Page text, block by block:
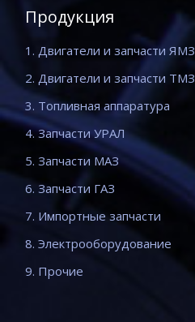
Продукция
1. Двигатели и запчасти ЯМЗ
2. Двигатели и запчасти ТМЗ
3. Топливная аппаратура
4. Запчасти УРАЛ
5. Запчасти МАЗ
6. Запчасти ГАЗ
7. Импортные запчасти
8. Электрооборудование
9. Прочие